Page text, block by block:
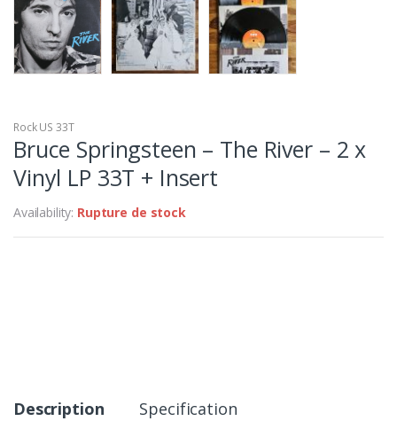
Rock US 33T
Bruce Springsteen – The River – 2 x
Vinyl LP 33T + Insert
Availability: Rupture de stock
Description Specification